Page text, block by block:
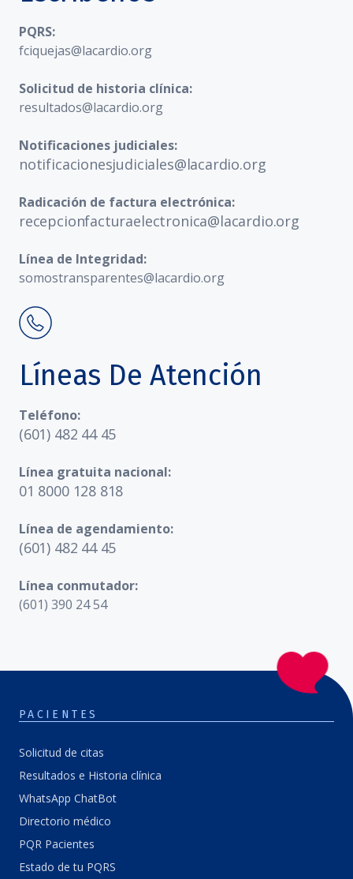
PQRS:
fciquejas@lacardio.org
Solicitud de historia clínica:
resultados@lacardio.org
Notificaciones judiciales:
notificacionesjudiciales@lacardio.org
Radicación de factura electrónica:
recepcionfacturaelectronica@lacardio.org
Línea de Integridad:
somostransparentes@lacardio.org
Líneas De Atención
Teléfono:
(601) 482 44 45
Línea gratuita nacional:
01 8000 128 818
Línea de agendamiento:
(601) 482 44 45
Línea conmutador:
(601) 390 24 54
PACIENTES
Solicitud de citas
Resultados e Historia clínica
WhatsApp ChatBot
Directorio médico
PQR Pacientes
Estado de tu PQRS